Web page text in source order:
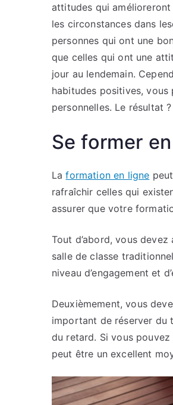
attitudes qui
les circonstances dans
personnes qui ont une
que celles qui ont une
jour au lendemain.
habitudes positives,
personnelles. Le résultat
Se former
Laformation en ligne
rafraîchir celles qui
assurer que votre
Tout d’abord, vous devez
salle de classe
niveau d’engagement et
Deuxièmement, vous
important de réserver du
du retard. Si vous
peut être un excellent